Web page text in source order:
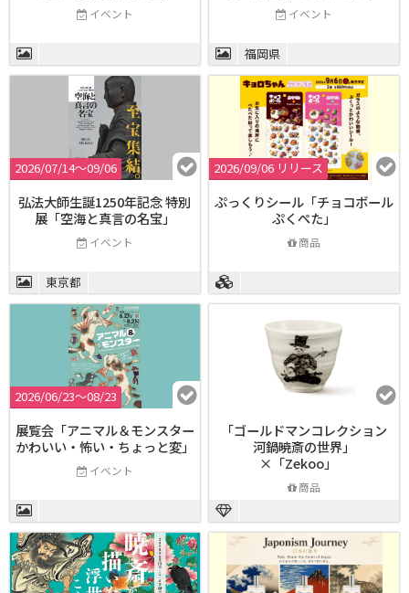
イベント イベント
福岡県
2026/07/14〜09/06
弘法大師生誕1250年記念 特別
展「空海と真言の名宝」
イベント
東京都
2026/09/06 リリース
ぷっくりシール「チョコボール
ぷくぺた」
商品
2026/06/23〜08/23
展覧会「アニマル＆モンスター
かわいい・怖い・ちょっと変」
イベント
「ゴールドマンコレクション
河鍋暁斎の世界」
×「Zekoo」
商品